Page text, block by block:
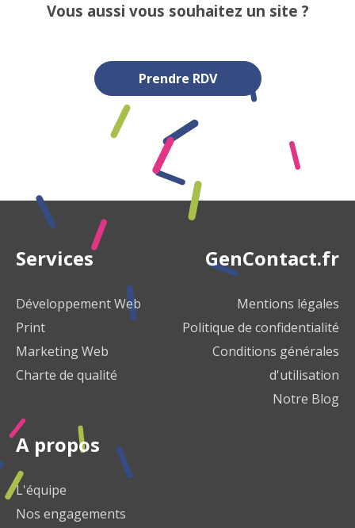
Vous aussi vous souhaitez un site ?
Prendre RDV
Services
Développement Web
Print
Marketing Web
Charte de qualité
A propos
L'équipe
Nos engagements
GenContact.fr
Mentions légales
Politique de confidentialité
Conditions générales
d'utilisation
Notre Blog